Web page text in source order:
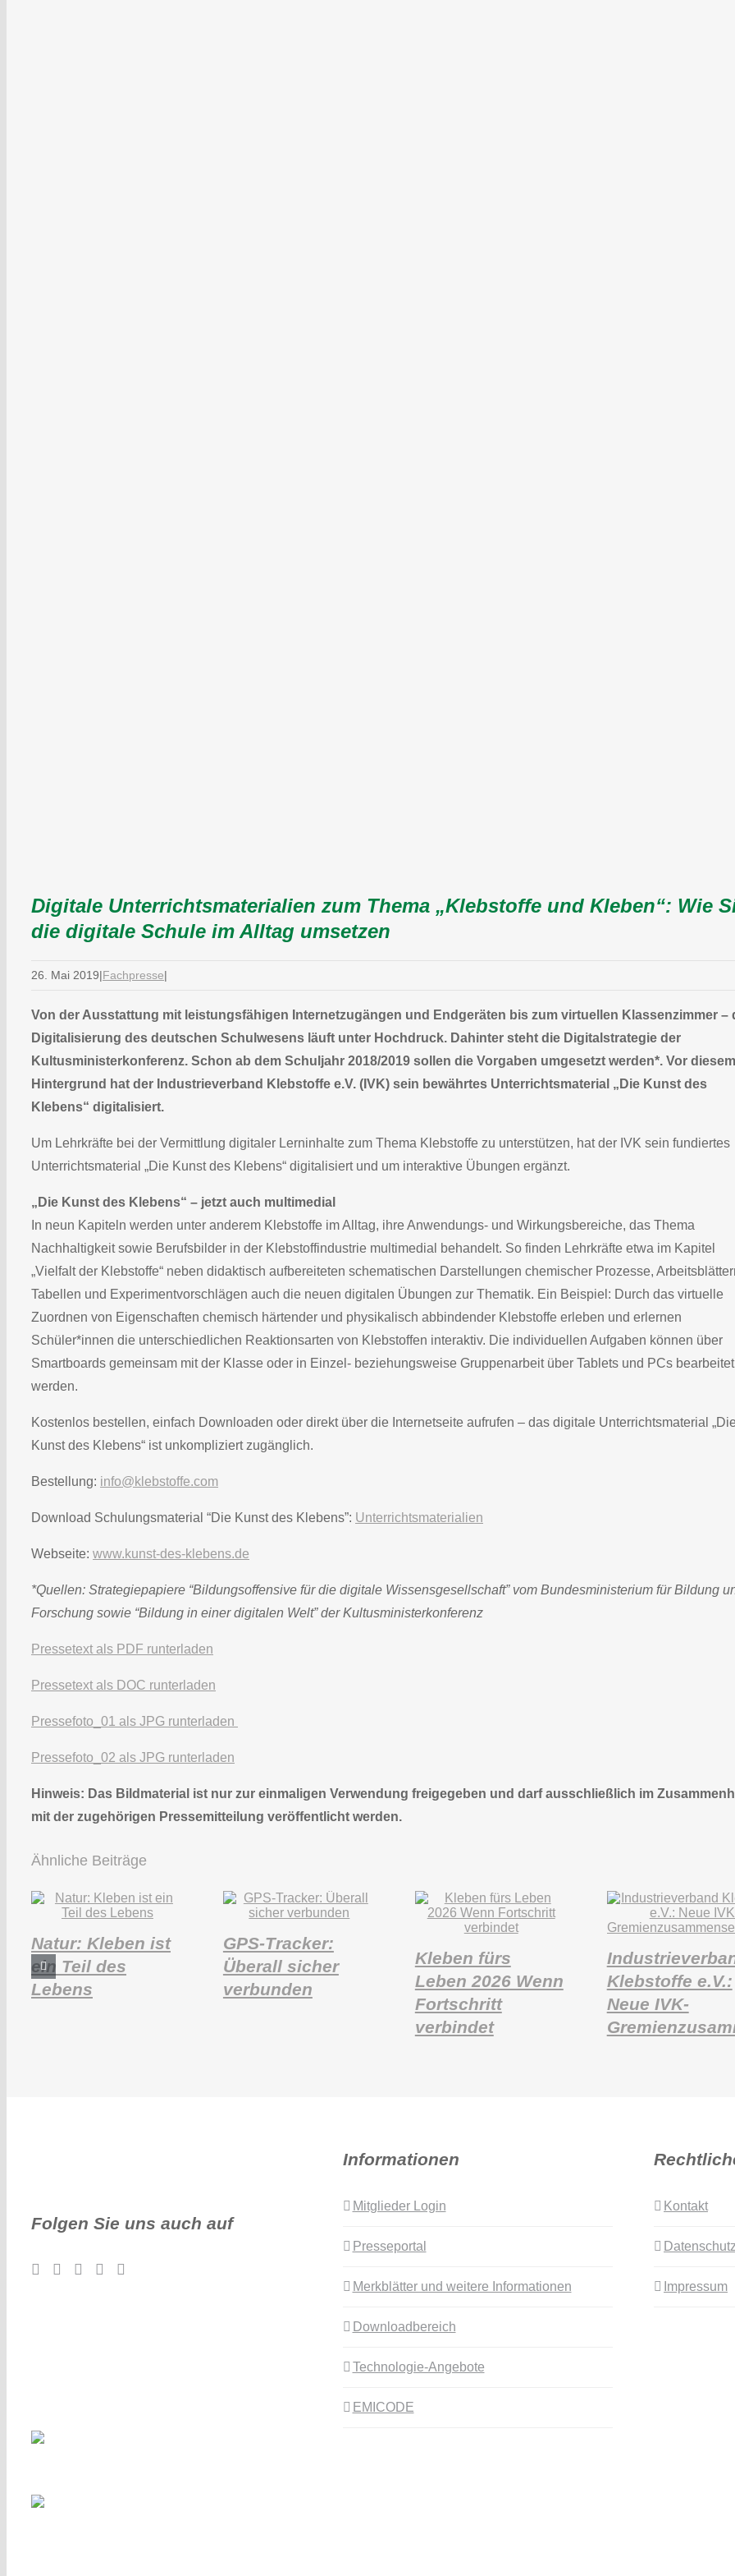
Digitale Unterrichtsmaterialien zum Thema „Klebstoffe und Kleben“: Wie
die digitale Schule im Alltag umsetzen
26. Mai 2019|Fachpresse|
Von der Ausstattung mit leistungsfähigen Internetzugängen und Endgeräten bis zum virtuellen Klassenzimmer –
Digitalisierung des deutschen Schulwesens läuft unter Hochdruck. Dahinter steht die Digitalstrategie der
Kultusministerkonferenz. Schon ab dem Schuljahr 2018/2019 sollen die Vorgaben umgesetzt werden*. Vor diesem
Hintergrund hat der Industrieverband Klebstoffe e.V. (IVK) sein bewährtes Unterrichtsmaterial „Die Kunst des
Klebens“ digitalisiert.
Um Lehrkräfte bei der Vermittlung digitaler Lerninhalte zum Thema Klebstoffe zu unterstützen, hat der IVK sein fundiertes
Unterrichtsmaterial „Die Kunst des Klebens“ digitalisiert und um interaktive Übungen ergänzt.
„Die Kunst des Klebens“ – jetzt auch multimedial
In neun Kapiteln werden unter anderem Klebstoffe im Alltag, ihre Anwendungs- und Wirkungsbereiche, das Thema
Nachhaltigkeit sowie Berufsbilder in der Klebstoffindustrie multimedial behandelt. So finden Lehrkräfte etwa im Kapitel
„Vielfalt der Klebstoffe“ neben didaktisch aufbereiteten schematischen Darstellungen chemischer Prozesse,
Tabellen und Experimentvorschlägen auch die neuen digitalen Übungen zur Thematik. Ein Beispiel: Durch das virtuelle
Zuordnen von Eigenschaften chemisch härtender und physikalisch abbindender Klebstoffe erleben und erlernen
Schüler*innen die unterschiedlichen Reaktionsarten von Klebstoffen interaktiv. Die individuellen Aufgaben können über
Smartboards gemeinsam mit der Klasse oder in Einzel- beziehungsweise Gruppenarbeit über Tablets und PCs bearbeitet
werden.
Kostenlos bestellen, einfach Downloaden oder direkt über die Internetseite aufrufen – das digitale Unterrichtsmaterial
Kunst des Klebens“ ist unkompliziert zugänglich.
Bestellung: info@klebstoffe.com
Download Schulungsmaterial “Die Kunst des Klebens”: Unterrichtsmaterialien
Webseite: www.kunst-des-klebens.de
*Quellen: Strategiepapiere “Bildungsoffensive für die digitale Wissensgesellschaft” vom Bundesministerium für Bildung
Forschung sowie “Bildung in einer digitalen Welt” der Kultusministerkonferenz
Pressetext als PDF runterladen
Pressetext als DOC runterladen
Pressefoto_01 als JPG runterladen
Pressefoto_02 als JPG runterladen
Hinweis: Das Bildmaterial ist nur zur einmaligen Verwendung freigegeben und darf ausschließlich im
mit der zugehörigen Pressemitteilung veröffentlicht werden.
Ähnliche Beiträge
Natur: Kleben ist
ein Teil des
Lebens
GPS-Tracker:
Überall sicher
verbunden
Kleben fürs
Leben 2026 Wenn
Fortschritt
verbindet
Klebstoffe e.V.:
Neue IVK-
Folgen Sie uns auch auf
Informationen
Mitglieder Login
Presseportal
Merkblätter und weitere Informationen
Downloadbereich
Technologie-Angebote
EMICODE
Kontakt
Impressum